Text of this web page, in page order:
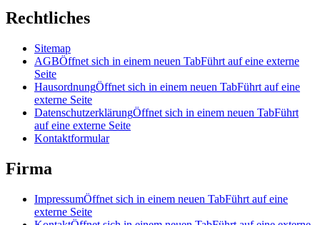
Rechtliches
Sitemap
AGBÖffnet sich in einem neuen TabFührt auf eine externe
Seite
HausordnungÖffnet sich in einem neuen TabFührt auf eine
externe Seite
DatenschutzerklärungÖffnet sich in einem neuen TabFührt
auf eine externe Seite
Kontaktformular
Firma
ImpressumÖffnet sich in einem neuen TabFührt auf eine
externe Seite